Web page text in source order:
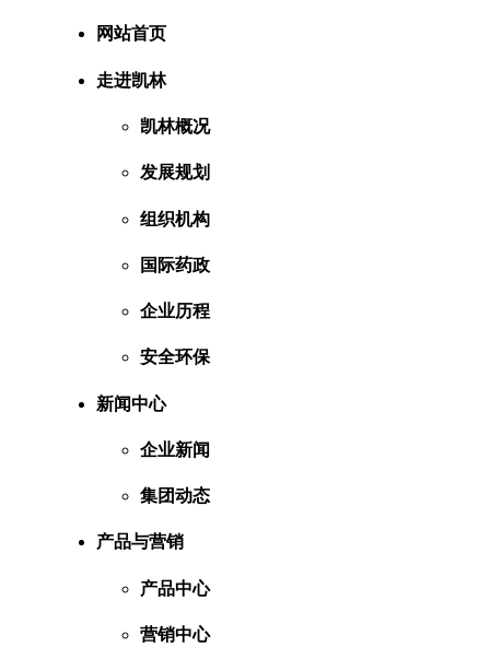
网站首页
走进凯林
凯林概况
发展规划
组织机构
国际药政
企业历程
安全环保
新闻中心
企业新闻
集团动态
产品与营销
产品中心
营销中心